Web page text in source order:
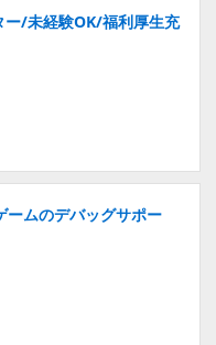
ー/未経験OK/福利厚生充
ームのデバッグサポー